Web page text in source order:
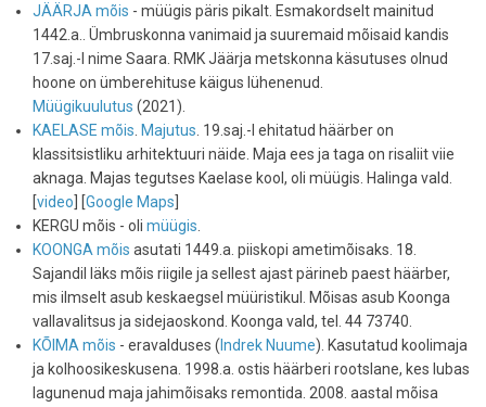
JÄÄRJA mõis - müügis päris pikalt. Esmakordselt mainitud
1442.a.. Ümbruskonna vanimaid ja suuremaid mõisaid kandis
17.saj.-l nime Saara. RMK Jäärja metskonna käsutuses olnud
hoone on ümberehituse käigus lühenenud.
Müügikuulutus (2021).
KAELASE mõis. Majutus. 19.saj.-l ehitatud häärber on
klassitsistliku arhitektuuri näide. Maja ees ja taga on risaliit viie
aknaga. Majas tegutses Kaelase kool, oli müügis. Halinga vald.
[video ] [Google Maps
KERGU mõis - oli müügis.
KOONGA mõis asutati 1449.a. piiskopi ametimõisaks. 18.
Sajandil läks mõis riigile ja sellest ajast pärineb paest häärber,
mis ilmselt asub keskaegsel müüristikul. Mõisas asub Koonga
vallavalitsus ja sidejaoskond. Koonga vald, tel. 44 73740.
KÕIMA mõis - eravalduses ( Indrek Nuume). Kasutatud koolimaja
ja kolhoosikeskusena. 1998.a. ostis häärberi rootslane, kes lubas
lagunenud maja jahimõisaks remontida. 2008. aastal mõisa